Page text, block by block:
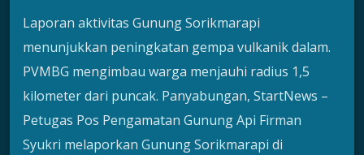
Laporan aktivitas Gunung Sorikmarapi
menunjukkan peningkatan gempa vulkanik dalam.
PVMBG mengimbau warga menjauhi radius 1,5
kilometer dari puncak. Panyabungan, StartNews –
Petugas Pos Pengamatan Gunung Api Firman
Syukri melaporkan Gunung Sorikmarapi di